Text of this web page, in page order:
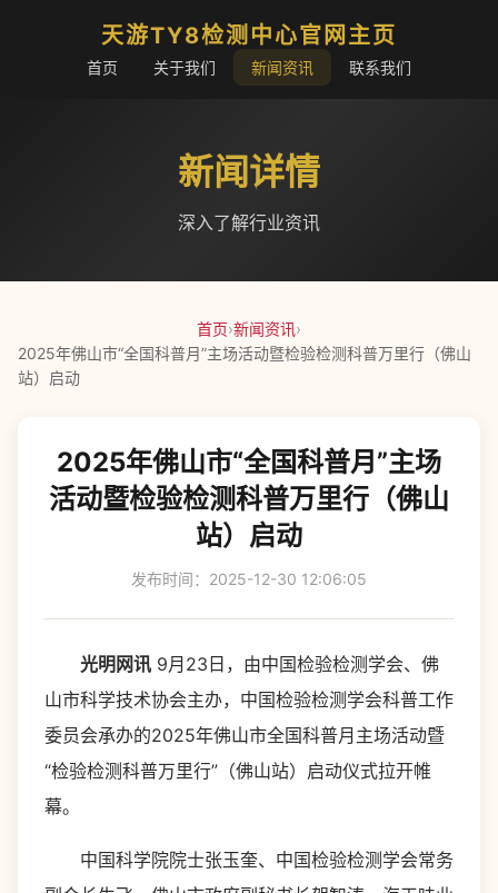
天游TY8检测中心官网主页
首页 关于我们 新闻资讯 联系我们
新闻详情
深入了解行业资讯
首页›新闻资讯›
2025年佛山市“全国科普月”主场活动暨检验检测科普万里行（佛山
站）启动
2025年佛山市“全国科普月”主场
活动暨检验检测科普万里行（佛山
站）启动
发布时间：2025-12-30 12:06:05
光明网讯 9月23日，由中国检验检测学会、佛
山市科学技术协会主办，中国检验检测学会科普工作
委员会承办的2025年佛山市全国科普月主场活动暨
“检验检测科普万里行”（佛山站）启动仪式拉开帷
幕。
中国科学院院士张玉奎、中国检验检测学会常务